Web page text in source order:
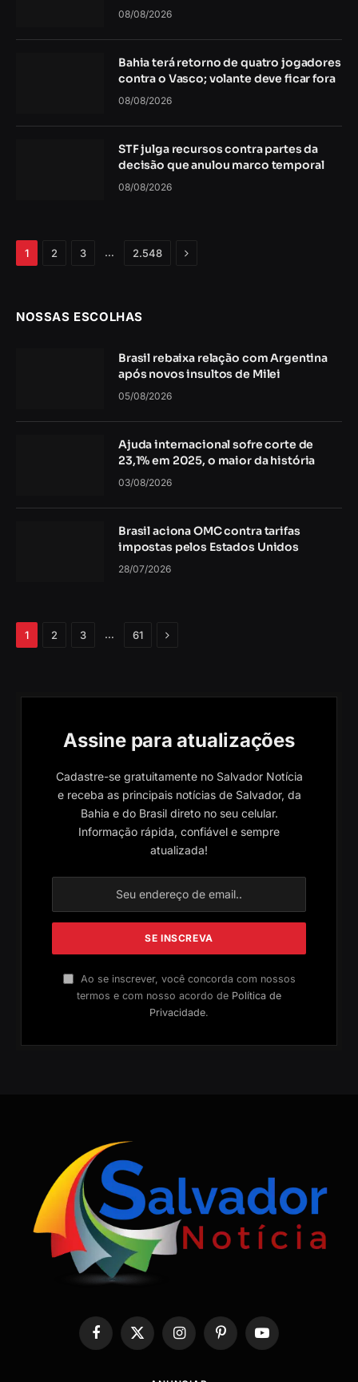
08/08/2026
Bahia terá retorno de quatro jogadores
contra o Vasco; volante deve ficar fora
08/08/2026
STF julga recursos contra partes da
decisão que anulou marco temporal
08/08/2026
1 2 3 … 2.548 Próximo
NOSSAS ESCOLHAS
Brasil rebaixa relação com Argentina
após novos insultos de Milei
05/08/2026
Ajuda internacional sofre corte de
23,1% em 2025, o maior da história
03/08/2026
Brasil aciona OMC contra tarifas
impostas pelos Estados Unidos
28/07/2026
1 2 3 … 61 Próximo
Assine para atualizações
Cadastre-se gratuitamente no Salvador Notícia
e receba as principais notícias de Salvador, da
Bahia e do Brasil direto no seu celular.
Informação rápida, confiável e sempre
atualizada!
Ao se inscrever, você concorda com nossos
termos e com nosso acordo de Política de
Privacidade.
Facebook
X
InstagramPinterestYouTube